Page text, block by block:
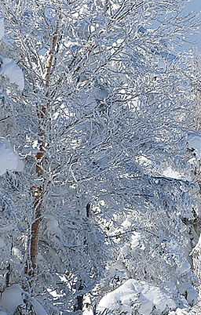
강습 및 가이드
장비 임대
프로그램
레스토랑
Ikon Pass
리조트 라이프
사진 갤러리
숙소
식사
온천
쇼핑
관광
오시는 길 안내
Facebook & 특별 콘텐츠